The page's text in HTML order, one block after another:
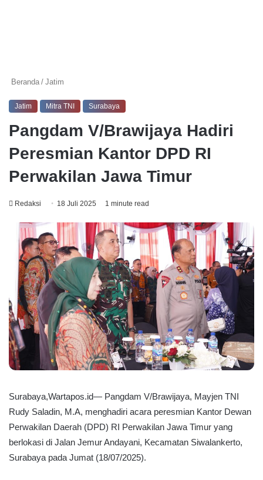
Beranda / Jatim
Jatim Mitra TNI Surabaya
Pangdam V/Brawijaya Hadiri
Peresmian Kantor DPD RI
Perwakilan Jawa Timur
Redaksi 18 Juli 2025 1 minute read
Surabaya,Wartapos.id— Pangdam V/Brawijaya, Mayjen TNI
Rudy Saladin, M.A, menghadiri acara peresmian Kantor Dewan
Perwakilan Daerah (DPD) RI Perwakilan Jawa Timur yang
berlokasi di Jalan Jemur Andayani, Kecamatan Siwalankerto,
Surabaya pada Jumat (18/07/2025).